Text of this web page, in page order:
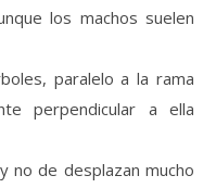
los machos suelen
paralelo a la rama
perpendicular a ella
no de desplazan mucho